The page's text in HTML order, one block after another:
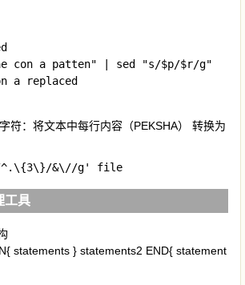
con a patten" | sed "s/$p/$r/g"
a replaced
符：将文本中每行内容（PEKSHA） 转换为
&\//g' file
工具
statements } statements2 END{ statement